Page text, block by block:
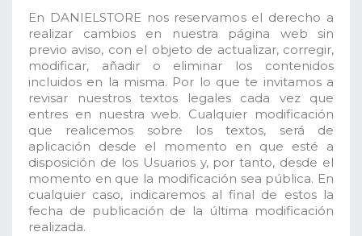
En DANIELSTORE nos reservamos el derecho a
realizar cambios en nuestra página web sin
previo aviso, con el objeto de actualizar, corregir,
modificar, añadir o eliminar los contenidos
incluidos en la misma. Por lo que te invitamos a
revisar nuestros textos legales cada vez que
entres en nuestra web. Cualquier modificación
que realicemos sobre los textos, será de
aplicación desde el momento en que esté a
disposición de los Usuarios y, por tanto, desde el
momento en que la modificación sea pública. En
cualquier caso, indicaremos al final de estos la
fecha de publicación de la última modificación
realizada.